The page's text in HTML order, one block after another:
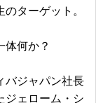
ターゲット。
何か？
バジャパン社長
ジェローム・シ